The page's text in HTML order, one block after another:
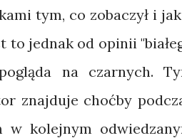
tym, co zobaczył i
to jednak od opinii
na czarnych.
znajduje choćby
w kolejnym